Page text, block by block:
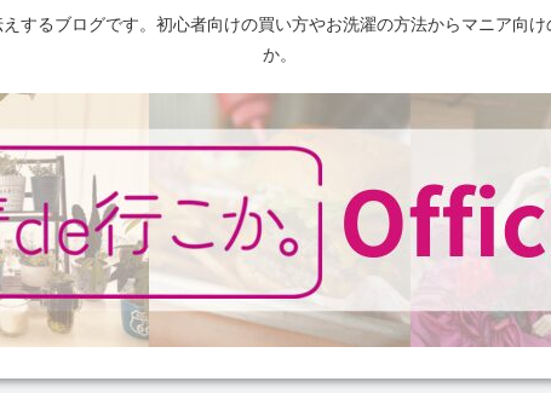
するブログです。初心者向けの買い方やお洗濯の方法からマニア向
か。